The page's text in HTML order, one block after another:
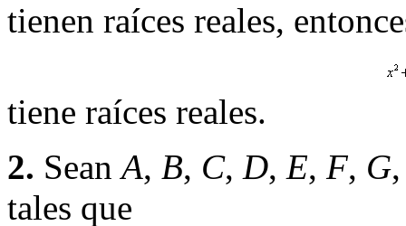
tienen raíces reales,
tiene raíces reales.
2. SeanA, B, C, D, E, F, G
tales que